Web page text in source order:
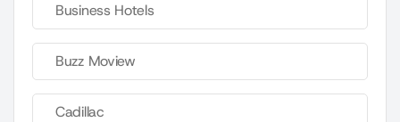
Business Hotels
Buzz Moview
Cadillac